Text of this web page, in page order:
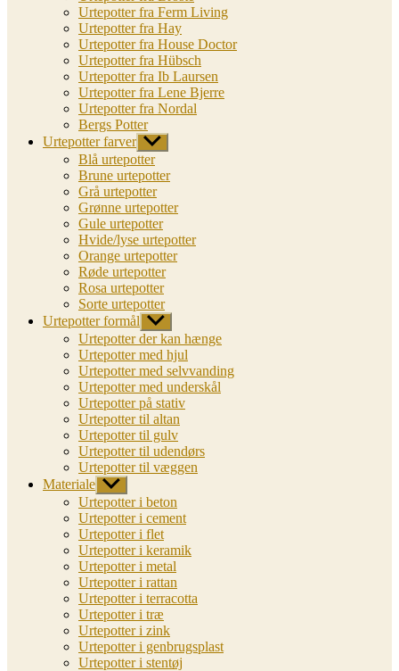
Urtepotter fra Ferm Living
Urtepotter fra Hay
Urtepotter fra House Doctor
Urtepotter fra Hübsch
Urtepotter fra Ib Laursen
Urtepotter fra Lene Bjerre
Urtepotter fra Nordal
Bergs Potter
Urtepotter farver Vis
undermenu
Blå urtepotter
Brune urtepotter
Grå urtepotter
Grønne urtepotter
Gule urtepotter
Hvide/lyse urtepotter
Orange urtepotter
Røde urtepotter
Rosa urtepotter
Sorte urtepotter
Urtepotter formål Vis
undermenu
Urtepotter der kan hænge
Urtepotter med hjul
Urtepotter med selvvanding
Urtepotter med underskål
Urtepotter på stativ
Urtepotter til altan
Urtepotter til gulv
Urtepotter til udendørs
Urtepotter til væggen
Materiale Vis
undermenu
Urtepotter i beton
Urtepotter i cement
Urtepotter i flet
Urtepotter i keramik
Urtepotter i metal
Urtepotter i rattan
Urtepotter i terracotta
Urtepotter i træ
Urtepotter i zink
Urtepotter i genbrugsplast
Urtepotter i stentøj